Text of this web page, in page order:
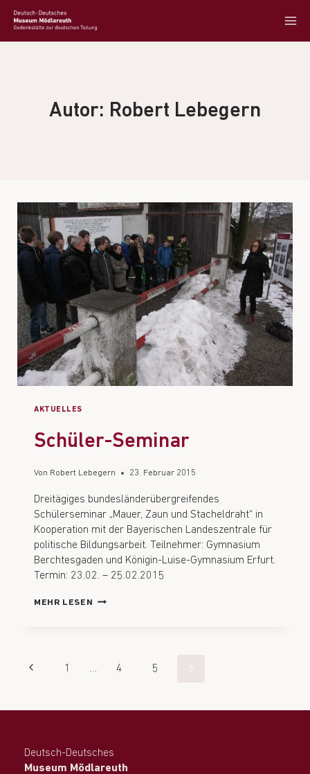
Autor: Robert Lebegern
AKTUELLES
Schüler-Seminar
Von Robert Lebegern 23. Februar 2015
Dreitägiges bundesländerübergreifendes
Schülerseminar „Mauer, Zaun und Stacheldraht“ in
Kooperation mit der Bayerischen Landeszentrale für
politische Bildungsarbeit. Teilnehmer: Gymnasium
Berchtesgaden und Königin-Luise-Gymnasium Erfurt.
Termin: 23.02. – 25.02.2015
MEHR LESEN
1 … 4 5 6
Deutsch-Deutsches
Museum Mödlareuth